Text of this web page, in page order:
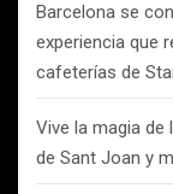
Barcelona se
experiencia que
cafeterías de
Vive la magia de
de Sant Joan y